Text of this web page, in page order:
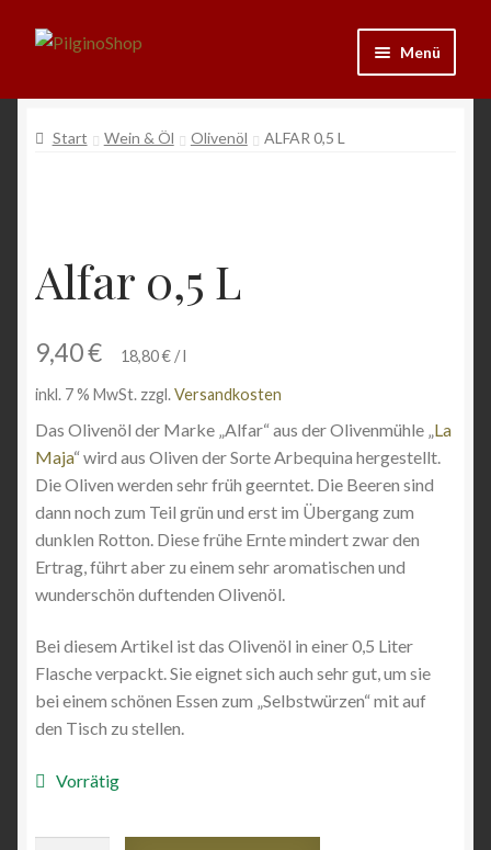
Zur
springen
Zum
springen
Menü
Bücher
Schmuck
Andenken
Wein & Öl
Angebote
Start Wein & Öl Olivenöl ALFAR 0,5 L
Alfar 0,5 L
9,40€ 18,80€ /l
inkl. 7 % MwSt. zzgl.Versandkosten
Das Olivenöl der Marke „Alfar“ aus der Olivenmühle „ La
Maja“ wird aus Oliven der Sorte Arbequina hergestellt.
Die Oliven werden sehr früh geerntet. Die Beeren sind
dann noch zum Teil grün und erst im Übergang zum
dunklen Rotton. Diese frühe Ernte mindert zwar den
Ertrag, führt aber zu einem sehr aromatischen und
wunderschön duftenden Olivenöl.
Bei diesem Artikel ist das Olivenöl in einer 0,5 Liter
Flasche verpackt. Sie eignet sich auch sehr gut, um sie
bei einem schönen Essen zum „Selbstwürzen“ mit auf
den Tisch zu stellen.
Vorrätig